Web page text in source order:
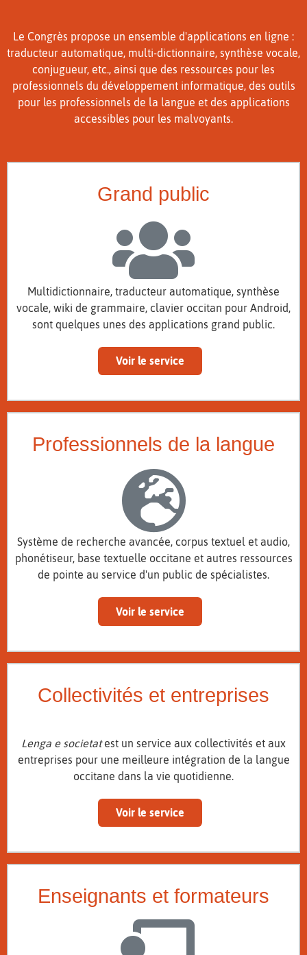
Le Congrès propose un ensemble d'applications en ligne :
traducteur automatique, multi-dictionnaire, synthèse vocale,
conjugueur, etc., ainsi que des ressources pour les
professionnels du développement informatique, des outils
pour les professionnels de la langue et des applications
accessibles pour les malvoyants.
Grand public
Multidictionnaire, traducteur automatique, synthèse
vocale, wiki de grammaire, clavier occitan pour Android,
sont quelques unes des applications grand public.
Voir le service
Professionnels de la langue
Système de recherche avancée, corpus textuel et audio,
phonétiseur, base textuelle occitane et autres ressources
de pointe au service d'un public de spécialistes.
Voir le service
Collectivités et entreprises
Lenga e societatest un service aux collectivités et aux
entreprises pour une meilleure intégration de la langue
occitane dans la vie quotidienne.
Voir le service
Enseignants et formateurs